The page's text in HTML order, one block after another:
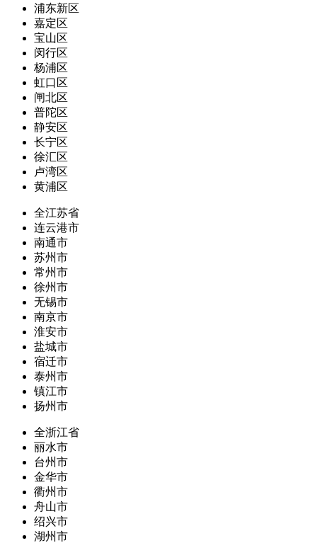
浦东新区
嘉定区
宝山区
闵行区
杨浦区
虹口区
闸北区
普陀区
静安区
长宁区
徐汇区
卢湾区
黄浦区
全江苏省
连云港市
南通市
苏州市
常州市
徐州市
无锡市
南京市
淮安市
盐城市
宿迁市
泰州市
镇江市
扬州市
全浙江省
丽水市
台州市
金华市
衢州市
舟山市
绍兴市
湖州市